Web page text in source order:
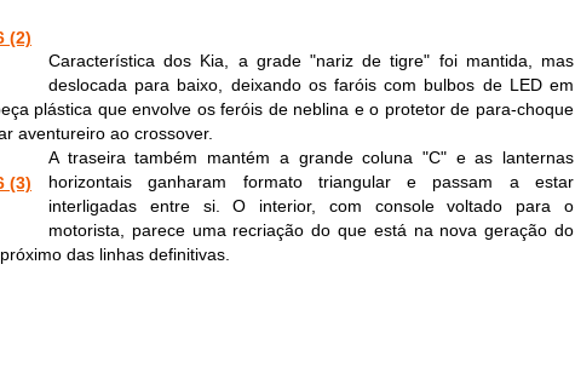
Característica dos Kia, a grade "nariz de tigre" foi mantida, mas
deslocada para baixo, deixando os faróis com bulbos de LED em
plástica que envolve os feróis de neblina e o protetor de para-choque
aventureiro ao crossover.
A traseira também mantém a grande coluna "C" e as lanternas
horizontais ganharam formato triangular e passam a estar
interligadas entre si. O interior, com console voltado para o
motorista, parece uma recriação do que está na nova geração do
das linhas definitivas.